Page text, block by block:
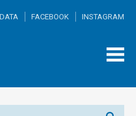
FACEBOOK INSTAGRAM